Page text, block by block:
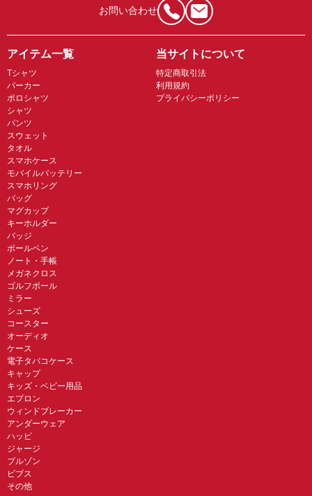
お問い合わせ
アイテム一覧
Tシャツ
パーカー
ポロシャツ
シャツ
パンツ
スウェット
タオル
スマホケース
モバイルバッテリー
スマホリング
バッグ
マグカップ
キーホルダー
バッジ
ボールペン
ノート・手帳
メガネクロス
ゴルフボール
ミラー
シューズ
コースター
オーディオ
ケース
電子タバコケース
キャップ
キッズ・ベビー用品
エプロン
ウィンドブレーカー
アンダーウェア
ハッピ
ジャージ
ブルゾン
ビブス
その他
当サイトについて
特定商取引法
利用規約
プライバシーポリシー